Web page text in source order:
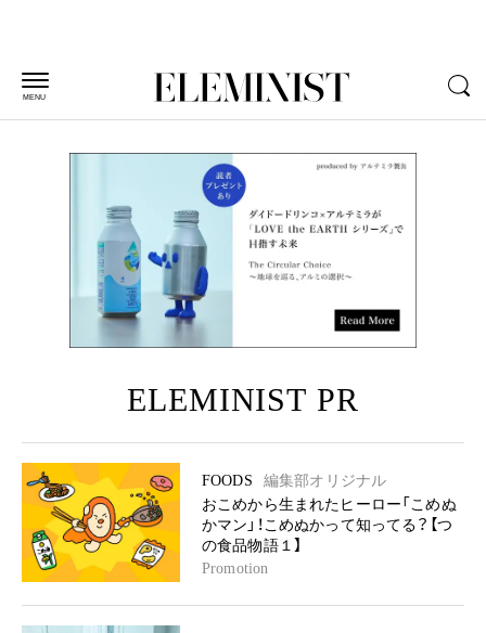
MENU
ELEMINIST PR
FOODS
編集部オリジナル
おこめから生まれたヒーロー「こめぬ
かマン」！こめぬかって知ってる？【つ
の食品物語１】
Promotion